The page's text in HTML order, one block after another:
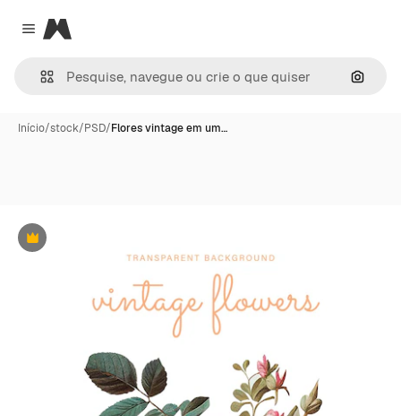
Close menu
Magnific
Início/stock/PSD/Flores vintage em um…
Premium